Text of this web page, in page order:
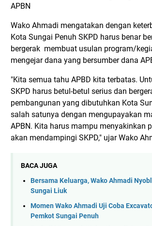
APBN
Wako Ahmadi mengatakan dengan
Kota Sungai Penuh SKPD harus benar
bergerak membuat usulan program/
mengejar dana yang bersumber dana
"Kita semua tahu APBD kita terbatas.
SKPD harus betul-betul serius dan
pembangunan yang dibutuhkan Kota
salah satunya dengan mengupayakan
APBN. Kita harus mampu menyakinkan
akan mendampingi SKPD," ujar Wako
BACA JUGA
Bersama Keluarga, Wako Ahmadi
Sungai Liuk
Momen Wako Ahmadi Uji Coba
Pemkot Sungai Penuh